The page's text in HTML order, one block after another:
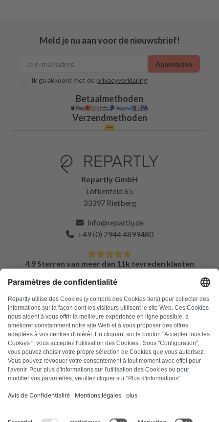
Meld je nu aan voor de nieuwsbrief!
Ik ga akkoord met de privacyverklaring
Aanmelden
Betaalmethoden
Verzendmethoden
Repartly GmbH
Löfkenfeld 65
33397 Rietberg
info@repartly.de
+49 (0) 2944 4899480
4.9 Sterren van meer dan 11k tevreden klanten
FAQ
Alle foutcodes
Over ons
Druk op
Colofon
Algemene voorwaarden